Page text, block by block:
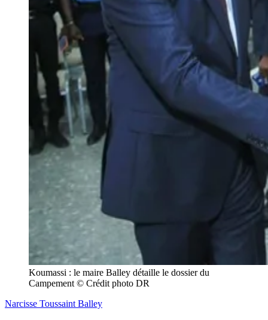
Koumassi : le maire Balley détaille le dossier du
Campement © Crédit photo DR
Narcisse Toussaint Balley